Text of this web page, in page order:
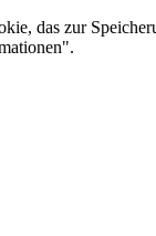
das zur